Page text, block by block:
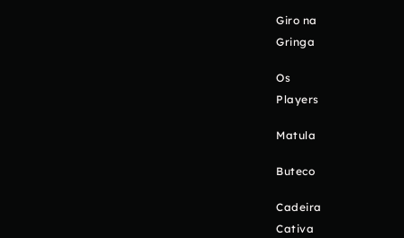
Giro na
Gringa
Os
Players
Matula
Buteco
Cadeira
Cativa